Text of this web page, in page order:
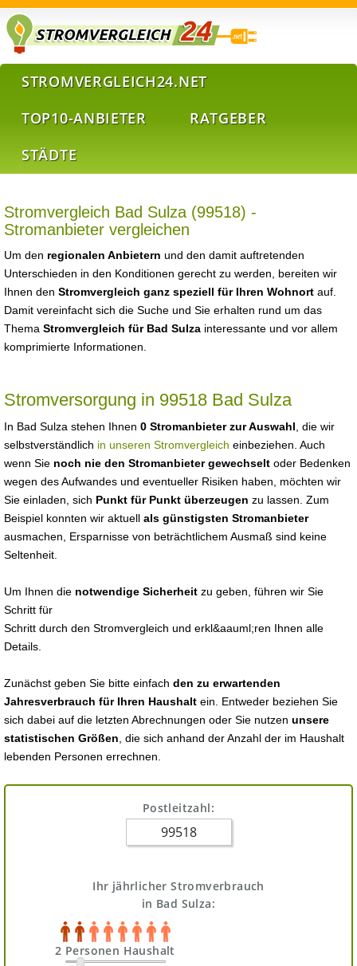
STROMVERGLEICH24.NET
TOP10-ANBIETER
RATGEBER
STÄDTE
Stromvergleich Bad Sulza (99518) -
Stromanbieter vergleichen
Um den regionalen Anbietern und den damit auftretenden
Unterschieden in den Konditionen gerecht zu werden, bereiten wir
Ihnen den Stromvergleich ganz speziell für Ihren Wohnort auf.
Damit vereinfacht sich die Suche und Sie erhalten rund um das
Thema Stromvergleich für Bad Sulza interessante und vor allem
komprimierte Informationen.
Stromversorgung in 99518 Bad Sulza
In Bad Sulza stehen Ihnen 0 Stromanbieter zur Auswahl , die wir
selbstverständlich in unseren Stromvergleich einbeziehen. Auch
wenn Sie noch nie den Stromanbieter gewechselt oder Bedenken
wegen des Aufwandes und eventueller Risiken haben, möchten wir
Sie einladen, sich Punkt für Punkt überzeugen zu lassen. Zum
Beispiel konnten wir aktuell als günstigsten Stromanbieter
ausmachen, Ersparnisse von beträchtlichem Ausmaß sind keine
Seltenheit.
Um Ihnen die notwendige Sicherheit zu geben, führen wir Sie
Schritt für
Schritt durch den Stromvergleich und erkl&aauml;ren Ihnen alle
Details.
Zunächst geben Sie bitte einfach den zu erwartenden
Jahresverbrauch für Ihren Haushalt ein. Entweder beziehen Sie
sich dabei auf die letzten Abrechnungen oder Sie nutzen unsere
statistischen Größen , die sich anhand der Anzahl der im Haushalt
lebenden Personen errechnen.
Postleitzahl:
Ihr jährlicher Stromverbrauch
in Bad Sulza:
2 Personen Haushalt